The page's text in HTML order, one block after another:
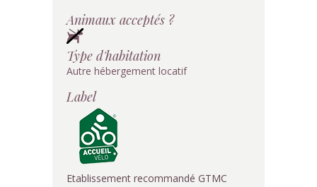
Animaux acceptés ?
Type d'habitation
Autre hébergement locatif
Label
Etablissement recommandé GTMC